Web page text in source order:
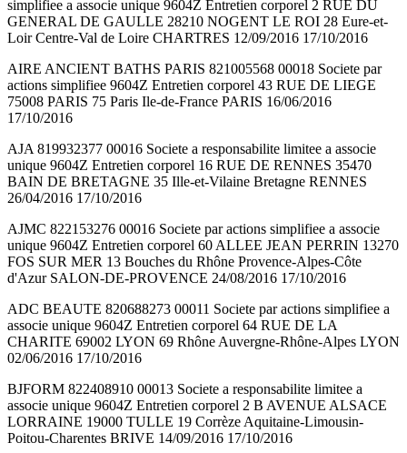
simplifiee a associe unique 9604Z Entretien corporel 2 RUE DU
GENERAL DE GAULLE 28210 NOGENT LE ROI 28 Eure-et-
Loir Centre-Val de Loire CHARTRES 12/09/2016 17/10/2016
AIRE ANCIENT BATHS PARIS 821005568 00018 Societe par
actions simplifiee 9604Z Entretien corporel 43 RUE DE LIEGE
75008 PARIS 75 Paris Ile-de-France PARIS 16/06/2016
17/10/2016
AJA 819932377 00016 Societe a responsabilite limitee a associe
unique 9604Z Entretien corporel 16 RUE DE RENNES 35470
BAIN DE BRETAGNE 35 Ille-et-Vilaine Bretagne RENNES
26/04/2016 17/10/2016
AJMC 822153276 00016 Societe par actions simplifiee a associe
unique 9604Z Entretien corporel 60 ALLEE JEAN PERRIN 13270
FOS SUR MER 13 Bouches du Rhône Provence-Alpes-Côte
d'Azur SALON-DE-PROVENCE 24/08/2016 17/10/2016
ADC BEAUTE 820688273 00011 Societe par actions simplifiee a
associe unique 9604Z Entretien corporel 64 RUE DE LA
CHARITE 69002 LYON 69 Rhône Auvergne-Rhône-Alpes LYON
02/06/2016 17/10/2016
BJFORM 822408910 00013 Societe a responsabilite limitee a
associe unique 9604Z Entretien corporel 2 B AVENUE ALSACE
LORRAINE 19000 TULLE 19 Corrèze Aquitaine-Limousin-
Poitou-Charentes BRIVE 14/09/2016 17/10/2016